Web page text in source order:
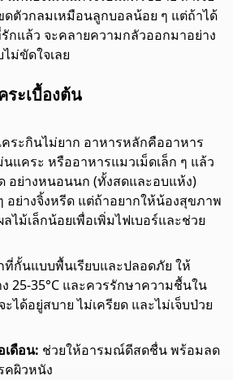
ดตัวกลมเหมือนลูกบอลน้อย ๆ แต่ถ้าได้
กแล้ว จะคลายความกลัวออกมาอย่าง
ม่ขัดใจเลย
ระเบื้องต้น
ระกินไม่ยาก อาหารหลักคืออาหาร
นแคระ หรืออาหารแมวเม็ดเล็ก ๆ แล้ว
อย่างหนอนนก (ทั้งสดและอบแห้ง)
อย่างจิ้งหรีด แต่ถ้าอยากให้น้องสุขภาพ
ไม้เล็กน้อยเพื่อเพิ่มไฟเบอร์และช่วย
ที่กั้นแบบพื้นเรียบและปลอดภัย ให้
25-35°C และควรรักษาความชื้นใน
ะได้อยู่สบาย ไม่เครียด และไม่เจ็บป่วย
เดือน: ช่วยให้อารมณ์ดีสดชื่น พร้อมลด
คผิวหนัง